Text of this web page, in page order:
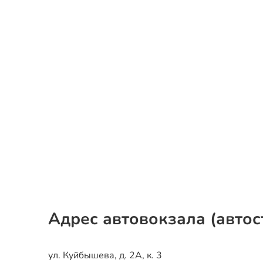
Адрес автовокзала
ул. Куйбышева, д. 2А, к. 3